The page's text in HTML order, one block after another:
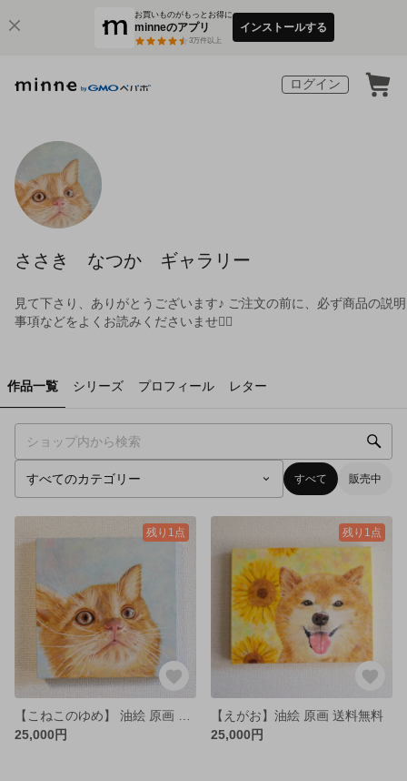
お買いものがもっとお得に
minneのアプリ
3万件以上
インストールする
ログイン
ささき なつか ギャラリー
見て下さり、ありがとうございます♪ ご注文の前に、必ず商品の説明
事項などをよくお読みくださいませ🙇‍♀️
作品一覧 シリーズ プロフィール レター
すべて 販売中
残り1点
25,000円
残り1点
【えがお】油絵 原画 送料無料
25,000円